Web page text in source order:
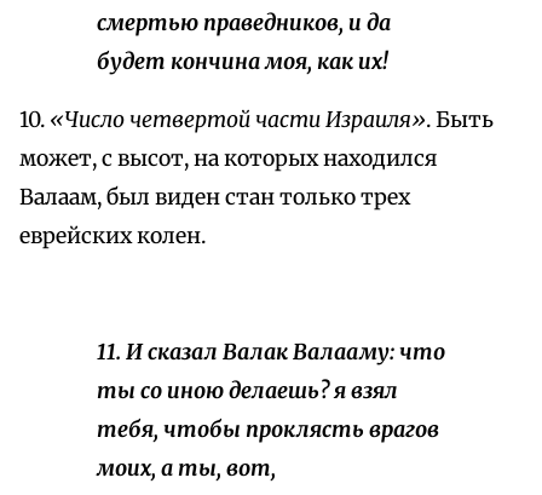
смертью праведников, и да
будет кончина моя, как их!
10. «Число четвертой части Израиля». Быть
может, с высот, на которых находился
Валаам, был виден стан только трех
еврейских колен.
11. И сказал Валак Валааму: что
ты со иною делаешь? я взял
тебя, чтобы проклясть врагов
моих, а ты, вот,